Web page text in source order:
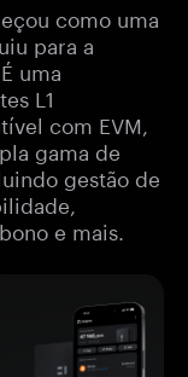
como uma
para a
uma
L1
com EVM,
gama de
gestão de
e mais.